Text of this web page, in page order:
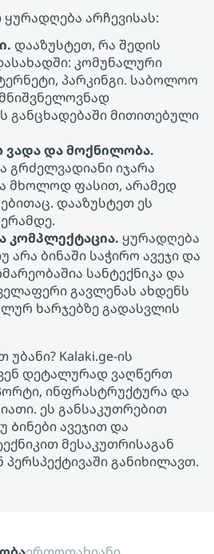
არჩევისას:
დააზუსტეთ, რა შედის
კომუნალური
პარკინგი. საბოლოო
განცხადებაში მითითებული
ვადა და მოქნილობა.
გრძელვადიანი იჯარა
მხოლოდ ფასით, არამედ
დააზუსტეთ ეს
კომპლექტაცია. ყურადღება
არა ბინაში საჭირო ავეჯი და
სანტექნიკა და
გავლენას ახდენს
ხარჯებზე გადასვლის
Kalaki.ge-ის
დეტალურად ვაღწერთ
ინფრასტრუქტურა და
ეს განსაკუთრებით
Ბინები ავეჯით და
მესაკუთრისაგან
განიხილავთ.